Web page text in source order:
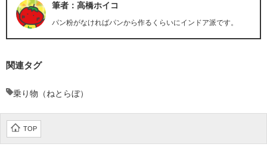
筆者：高橋ホイコ
パン粉がなければパンから作るくらいにインドア派です。
関連タグ
乗り物（ねとらぼ）
TOP